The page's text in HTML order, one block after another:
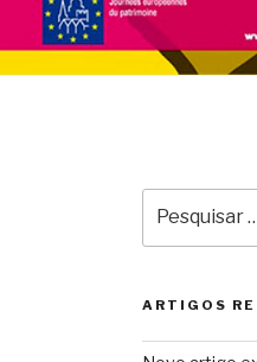
por:
ARTIGOS